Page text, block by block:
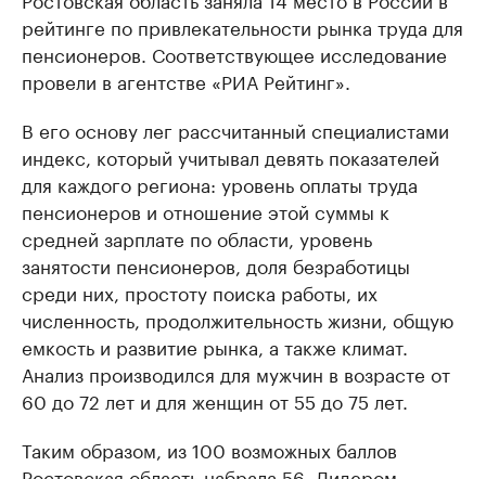
рейтинге по привлекательности рынка труда для
пенсионеров. Соответствующее исследование
провели в агентстве «РИА Рейтинг».
В его основу лег рассчитанный специалистами
индекс, который учитывал девять показателей
для каждого региона: уровень оплаты труда
пенсионеров и отношение этой суммы к
средней зарплате по области, уровень
занятости пенсионеров, доля безработицы
среди них, простоту поиска работы, их
численность, продолжительность жизни, общую
емкость и развитие рынка, а также климат.
Анализ производился для мужчин в возрасте от
60 до 72 лет и для женщин от 55 до 75 лет.
Таким образом, из 100 возможных баллов